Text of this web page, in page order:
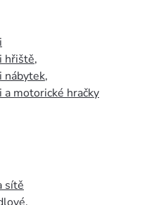
hřiště,
nábytek,
motorické hračky
sítě